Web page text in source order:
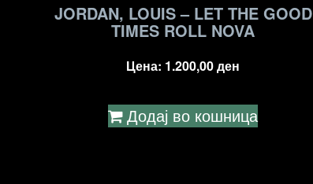
JORDAN, LOUIS – LET THE GOOD
TIMES ROLL NOVA
Цена: 1.200,00ден
Додај во кошница